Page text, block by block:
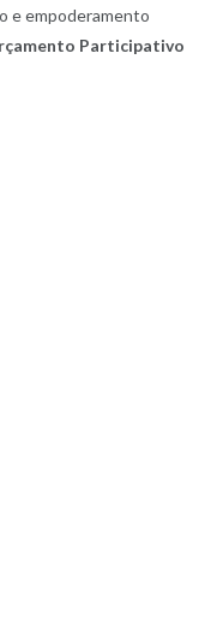
e empoderamento
Participativo